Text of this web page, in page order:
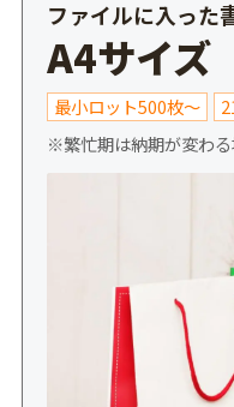
ファイルに入った
A4サイズ
最小ロット500枚～
※繁忙期は納期が変わ